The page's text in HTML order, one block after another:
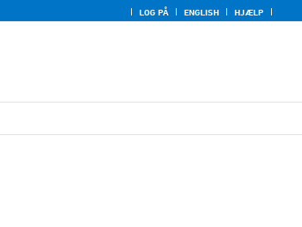
LOG PÅ ENGLISH HJÆLP